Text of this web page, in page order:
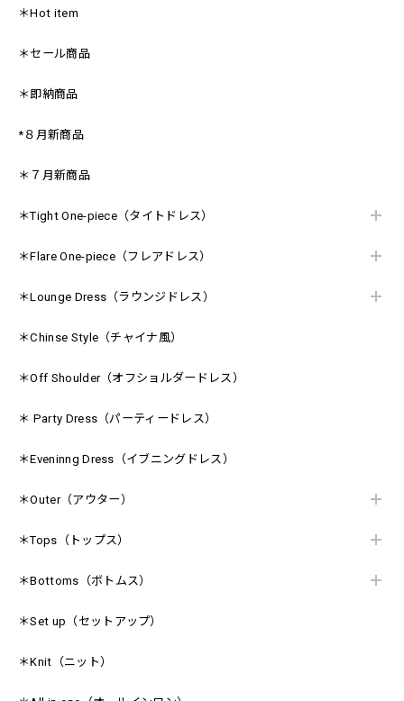
＊Hot item
＊セール商品
＊即納商品
*８月新商品
＊７月新商品
＊Tight One-piece（タイトドレス）
＊Flare One-piece（フレアドレス）
＊Lounge Dress（ラウンジドレス）
＊Chinse Style（チャイナ風）
＊Off Shoulder（オフショルダードレス）
＊ Party Dress（パーティードレス）
＊Eveninng Dress（イブニングドレス）
＊Outer（アウター）
＊Tops（トップス）
＊Bottoms（ボトムス）
＊Set up（セットアップ）
＊Knit（ニット）